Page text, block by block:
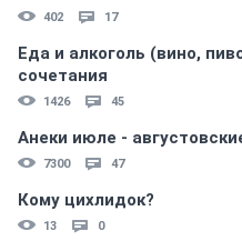
402 17
Еда и алкоголь (вино,
сочетания
1426 45
Анеки июле -
7300 47
Кому цихлидок?
13 0